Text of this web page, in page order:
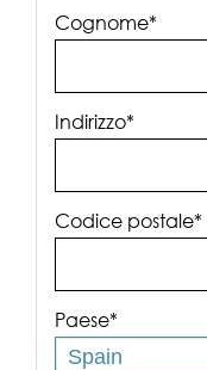
Cognome*
Indirizzo*
Codice postale*
Paese*
Spain